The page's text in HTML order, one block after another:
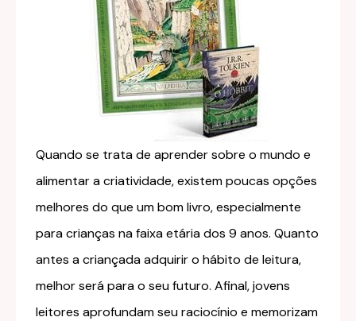
Quando se trata de aprender sobre o mundo e
alimentar a criatividade, existem poucas opções
melhores do que um bom livro, especialmente
para crianças na faixa etária dos 9 anos. Quanto
antes a criançada adquirir o hábito de leitura,
melhor será para o seu futuro. Afinal, jovens
leitores aprofundam seu raciocínio e memorizam